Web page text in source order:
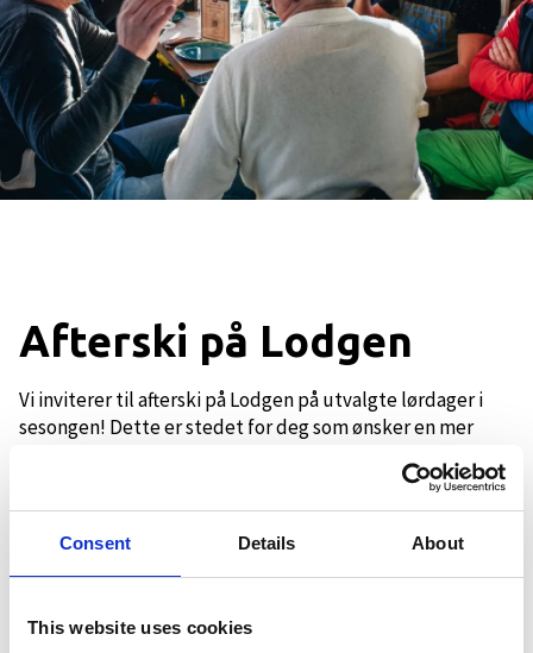
Consent Details About
This website uses cookies
Afterski på Lodgen
Vi inviterer til afterski på Lodgen på utvalgte lørdager i
sesongen! Dette er stedet for deg som ønsker en mer
• Fra kl. 15:00 er det aldersgrense 20 år i peisestua og
barområdet, og vi lover god stemning med DJs og artister.
• Perfekt for å møte venner, koble av og nyte